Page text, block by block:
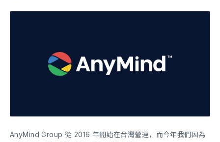
AnyMind Group 從 2016 年開始在台灣營運，而今年我們因為